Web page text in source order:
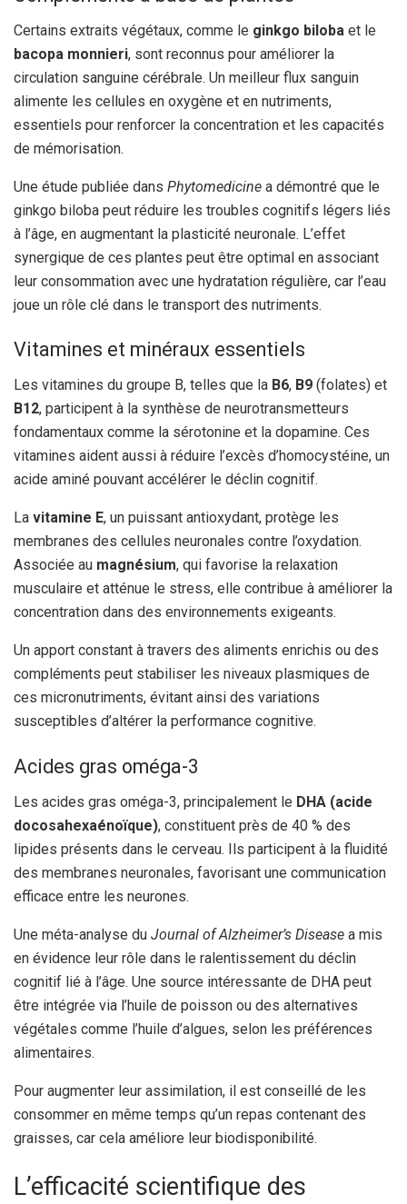
Certains extraits végétaux, comme le ginkgo biloba et le
bacopa monnieri, sont reconnus pour améliorer la
circulation sanguine cérébrale. Un meilleur flux sanguin
alimente les cellules en oxygène et en nutriments,
essentiels pour renforcer la concentration et les capacités
de mémorisation.
Une étude publiée dans Phytomedicine a démontré que le
ginkgo biloba peut réduire les troubles cognitifs légers liés
à l’âge, en augmentant la plasticité neuronale. L’effet
synergique de ces plantes peut être optimal en associant
leur consommation avec une hydratation régulière, car l’eau
joue un rôle clé dans le transport des nutriments.
Vitamines et minéraux essentiels
Les vitamines du groupe B, telles que la B6, B9 (folates) et
B12, participent à la synthèse de neurotransmetteurs
fondamentaux comme la sérotonine et la dopamine. Ces
vitamines aident aussi à réduire l’excès d’homocystéine, un
acide aminé pouvant accélérer le déclin cognitif.
La vitamine E, un puissant antioxydant, protège les
membranes des cellules neuronales contre l’oxydation.
Associée au magnésium, qui favorise la relaxation
musculaire et atténue le stress, elle contribue à améliorer la
concentration dans des environnements exigeants.
Un apport constant à travers des aliments enrichis ou des
compléments peut stabiliser les niveaux plasmiques de
ces micronutriments, évitant ainsi des variations
susceptibles d’altérer la performance cognitive.
Acides gras oméga-3
Les acides gras oméga-3, principalement le DHA (acide
docosahexaénoïque), constituent près de 40 % des
lipides présents dans le cerveau. Ils participent à la fluidité
des membranes neuronales, favorisant une communication
efficace entre les neurones.
Une méta-analyse du Journal of Alzheimer’s Disease a mis
en évidence leur rôle dans le ralentissement du déclin
cognitif lié à l’âge. Une source intéressante de DHA peut
être intégrée via l’huile de poisson ou des alternatives
végétales comme l’huile d’algues, selon les préférences
alimentaires.
Pour augmenter leur assimilation, il est conseillé de les
consommer en même temps qu’un repas contenant des
graisses, car cela améliore leur biodisponibilité.
L’efficacité scientifique des